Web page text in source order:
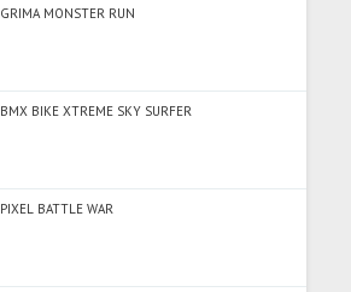
GRIMA MONSTER RUN
BMX BIKE XTREME SKY SURFER
PIXEL BATTLE WAR